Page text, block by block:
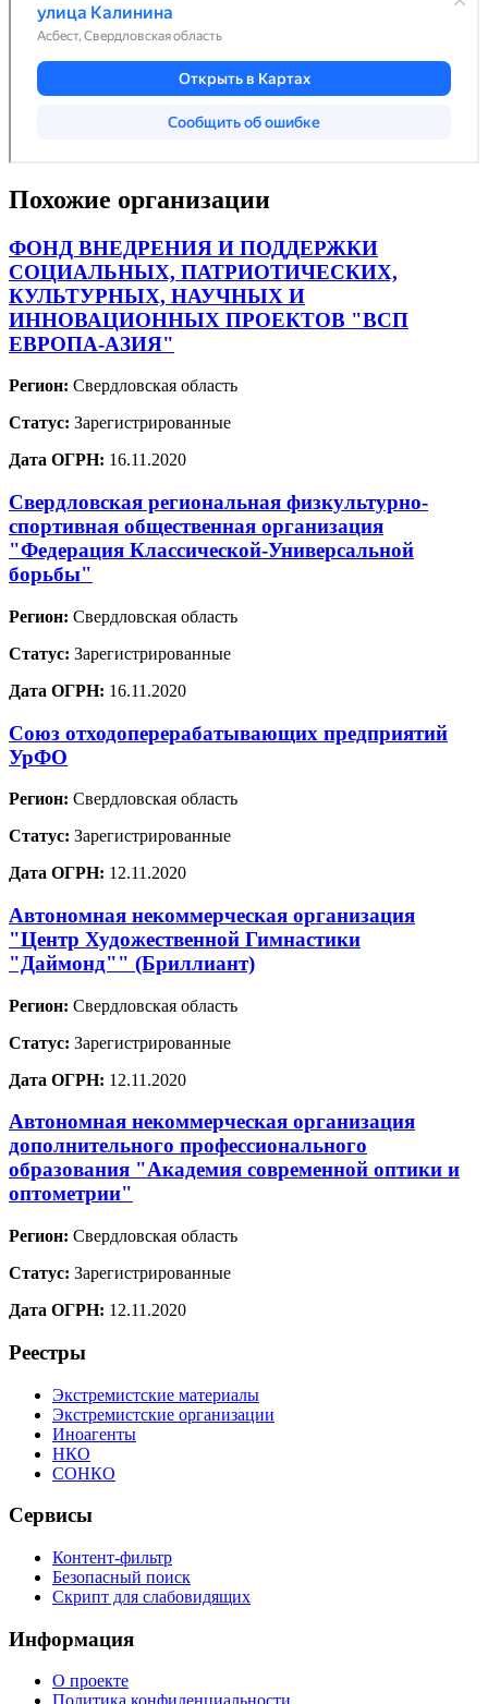
Похожие организации
ФОНД ВНЕДРЕНИЯ И ПОДДЕРЖКИ
СОЦИАЛЬНЫХ, ПАТРИОТИЧЕСКИХ,
КУЛЬТУРНЫХ, НАУЧНЫХ И
ИННОВАЦИОННЫХ ПРОЕКТОВ "ВСП
ЕВРОПА-АЗИЯ"
Регион: Свердловская область
Статус: Зарегистрированные
Дата ОГРН: 16.11.2020
Свердловская региональная физкультурно-
спортивная общественная организация
"Федерация Классической-Универсальной
борьбы"
Регион: Свердловская область
Статус: Зарегистрированные
Дата ОГРН: 16.11.2020
Союз отходоперерабатывающих предприятий
УрФО
Регион: Свердловская область
Статус: Зарегистрированные
Дата ОГРН: 12.11.2020
Автономная некоммерческая организация
"Центр Художественной Гимнастики
"Даймонд"" (Бриллиант)
Регион: Свердловская область
Статус: Зарегистрированные
Дата ОГРН: 12.11.2020
Автономная некоммерческая организация
дополнительного профессионального
образования "Академия современной оптики и
оптометрии"
Регион: Свердловская область
Статус: Зарегистрированные
Дата ОГРН: 12.11.2020
Реестры
Экстремистские материалы
Экстремистские организации
Иноагенты
НКО
СОНКО
Сервисы
Контент-фильтр
Безопасный поиск
Скрипт для слабовидящих
Информация
О проекте